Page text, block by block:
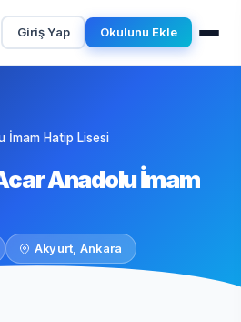
Giriş Yap Okulunu Ekle
İmam Hatip Lisesi
Anadolu İmam
Akyurt, Ankara